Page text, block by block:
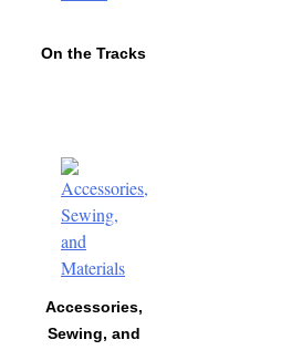
On the Tracks
Accessories,
Sewing, and